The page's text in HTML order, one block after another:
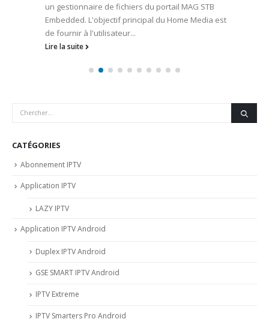
un gestionnaire de fichiers du portail MAG STB
Embedded. L'objectif principal du Home Media est
de fournir à l'utilisateur...
Lire la suite
CATÉGORIES
Abonnement IPTV
Application IPTV
LAZY IPTV
Application IPTV Android
Duplex IPTV Android
GSE SMART IPTV Android
IPTV Extreme
IPTV Smarters Pro Android